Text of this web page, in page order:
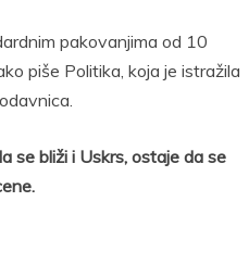
pakovanjima od 10
piše Politika, koja je istražila
se bliži i Uskrs, ostaje da se